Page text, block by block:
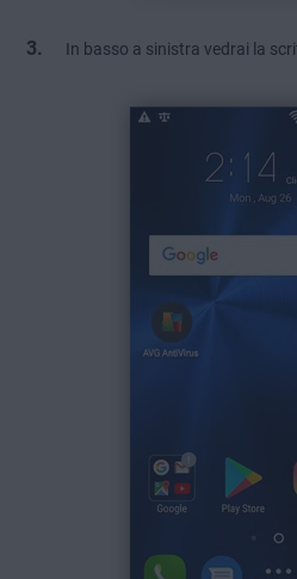
In basso a sinistra vedrai la